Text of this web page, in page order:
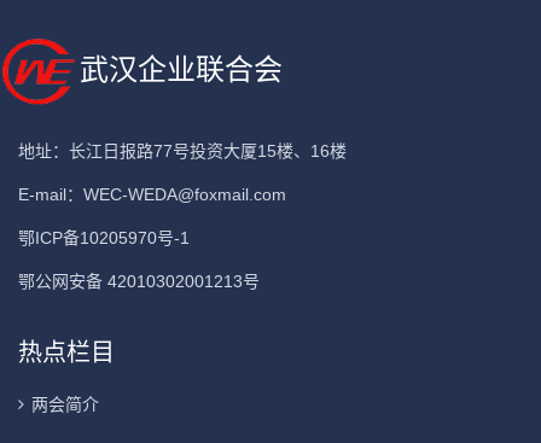
武汉企业联合会
地址：长江日报路77号投资大厦15楼、16楼
E-mail： WEC-WEDA@foxmail.com
鄂ICP备10205970号-1
鄂公网安备 42010302001213号
热点栏目
两会简介